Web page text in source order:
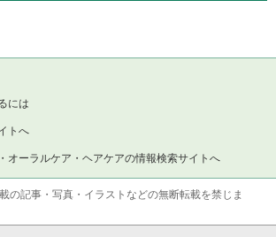
には
トへ
オーラルケア・ヘアケアの情報検索サイトへ
の記事・写真・イラストなどの無断転載を禁じま